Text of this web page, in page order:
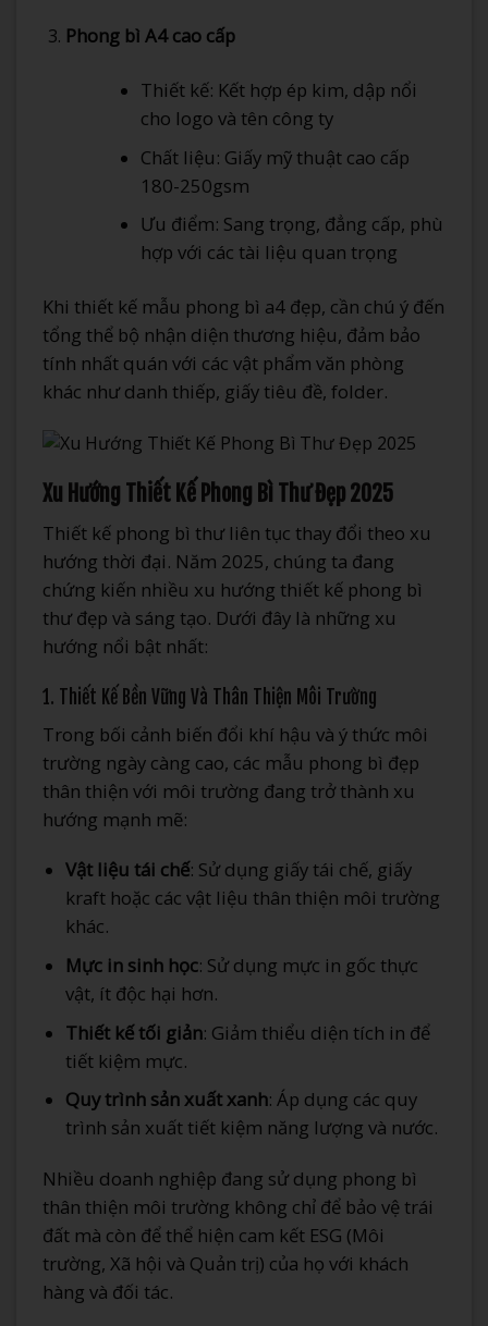
Phong bì A4 cao cấp
Thiết kế: Kết hợp ép kim, dập nổi
cho logo và tên công ty
Chất liệu: Giấy mỹ thuật cao cấp
180-250gsm
Ưu điểm: Sang trọng, đẳng cấp, phù
hợp với các tài liệu quan trọng
Khi thiết kế mẫu phong bì a4 đẹp, cần chú ý đến
tổng thể bộ nhận diện thương hiệu, đảm bảo
tính nhất quán với các vật phẩm văn phòng
khác như danh thiếp, giấy tiêu đề, folder.
Xu Hướng Thiết Kế Phong Bì Thư Đẹp 2025
Thiết kế phong bì thư liên tục thay đổi theo xu
hướng thời đại. Năm 2025, chúng ta đang
chứng kiến nhiều xu hướng thiết kế phong bì
thư đẹp và sáng tạo. Dưới đây là những xu
hướng nổi bật nhất:
1. Thiết Kế Bền Vững Và Thân Thiện Môi Trường
Trong bối cảnh biến đổi khí hậu và ý thức môi
trường ngày càng cao, các mẫu phong bì đẹp
thân thiện với môi trường đang trở thành xu
hướng mạnh mẽ:
Vật liệu tái chế: Sử dụng giấy tái chế, giấy
kraft hoặc các vật liệu thân thiện môi trường
khác.
Mực in sinh học: Sử dụng mực in gốc thực
vật, ít độc hại hơn.
Thiết kế tối giản: Giảm thiểu diện tích in để
tiết kiệm mực.
Quy trình sản xuất xanh: Áp dụng các quy
trình sản xuất tiết kiệm năng lượng và nước.
Nhiều doanh nghiệp đang sử dụng phong bì
thân thiện môi trường không chỉ để bảo vệ trái
đất mà còn để thể hiện cam kết ESG (Môi
trường, Xã hội và Quản trị) của họ với khách
hàng và đối tác.